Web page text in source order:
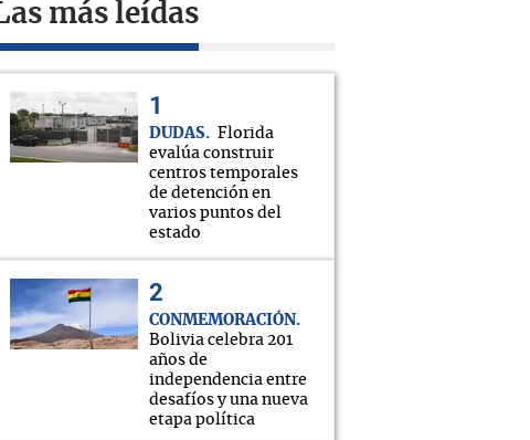
más leídas
DUDAS
Florida
evalúa construir
centros temporales
de detención en
varios puntos del
estado
CONMEMORACIÓN
Bolivia celebra 201
años de
independencia entre
desafíos y una nueva
etapa política